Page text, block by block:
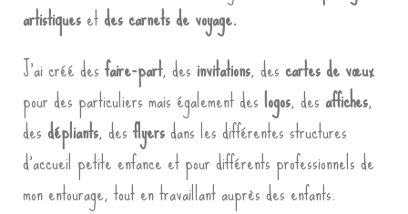
artistiquesetdes carnets de voyage.
J’ai créé desfaire-part, desinvitations, descartes de vœux
pour des particuliers mais également deslogos, desaffiches,
desdépliants, desflyersdans les différentes structures
d’accueil petite enfance et pour différents professionnels de
mon entourage, tout en travaillant auprès des enfants.